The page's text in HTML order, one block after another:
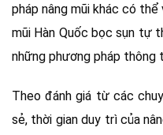
pháp nâng mũi khác có
mũi Hàn Quốc bọc sụn tự
những phương pháp thông
Theo đánh giá từ các
sẻ, thời gian duy trì của